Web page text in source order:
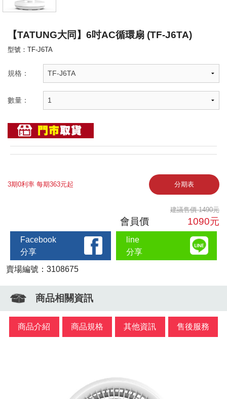
【TATUNG大同】6吋AC循環扇 (TF-J6TA)
型號：TF-J6TA
規格：
數量：
3期0利率 每期363元起 分期表
建議售價 1490元
會員價 1090元
Facebook
分享
line
分享
賣場編號：3108675
商品相關資訊
商品介紹 商品規格 其他資訊 售後服務